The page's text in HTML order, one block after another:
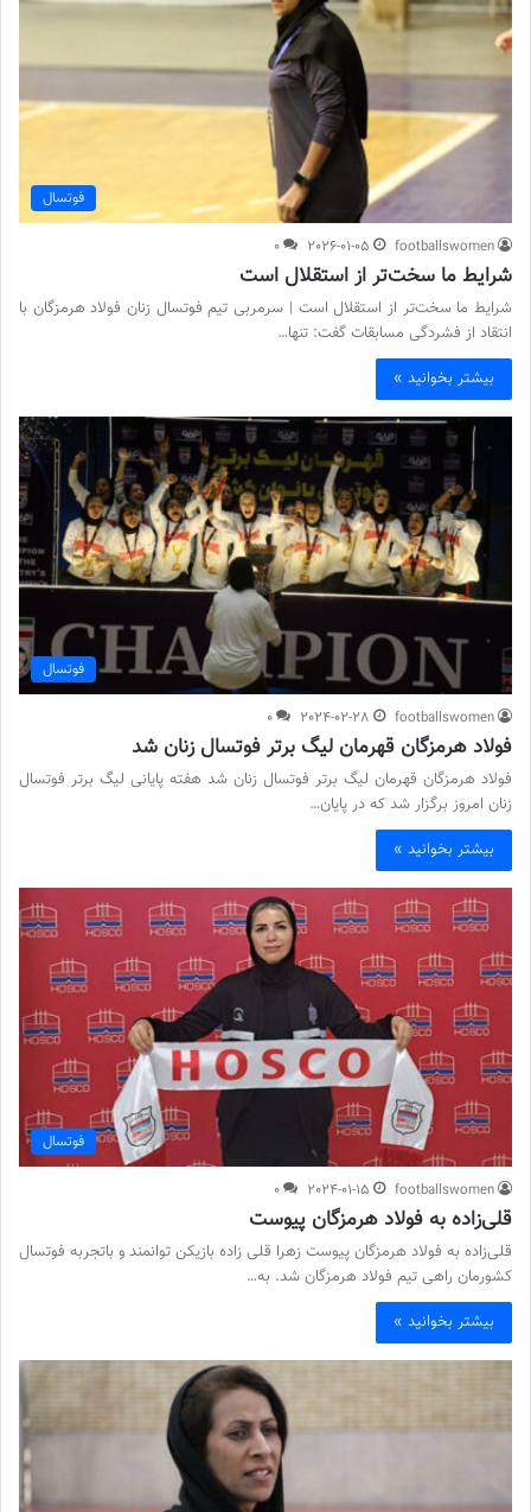
فوتسال
footballswomen
2026-01-05
0
شرایط ما سخت‌تر از استقلال است
شرایط ما سخت‌تر از استقلال است | سرمربی تیم فوتسال زنان فولاد هرمزگان با
انتقاد از فشردگی مسابقات گفت: تنها…
بیشتر بخوانید »
فوتسال
footballswomen
2024-02-28
0
فولاد هرمزگان قهرمان لیگ برتر فوتسال زنان شد
فولاد هرمزگان قهرمان لیگ برتر فوتسال زنان شد هفته پایانی لیگ برتر فوتسال
زنان امروز برگزار شد که در پایان…
بیشتر بخوانید »
فوتسال
footballswomen
2024-01-15
0
قلی‌زاده به فولاد هرمزگان پیوست
قلی‌زاده به فولاد هرمزگان پیوست زهرا قلی زاده بازیکن توانمند و باتجربه فوتسال
کشورمان راهی تیم فولاد هرمزگان شد. به…
بیشتر بخوانید »